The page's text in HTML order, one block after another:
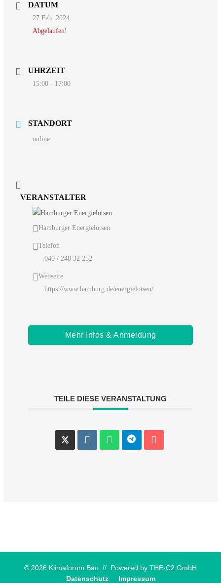
DATUM
27 Feb. 2024
Abgelaufen!
UHRZEIT
15:00 - 17:00
STANDORT
online
VERANSTALTER
Hamburger Energielotsen
Telefon
040 / 248 32 252
Webseite
https://www.hamburg.de/energielotsen/
Mehr Infos & Anmeldung
TEILE DIESE VERANSTALTUNG
© 2026 Klimaforum Bau // Powered by THE-C2 GmbH
Datenschutz
Impressum